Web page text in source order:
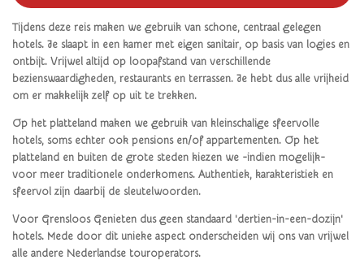
Tijdens deze reis maken we gebruik van schone, centraal gelegen
hotels. Je slaapt in een kamer met eigen sanitair, op basis van logies en
ontbijt. Vrijwel altijd op loopafstand van verschillende
bezienswaardigheden, restaurants en terrassen. Je hebt dus alle vrijheid
om er makkelijk zelf op uit te trekken.
Op het platteland maken we gebruik van kleinschalige sfeervolle
hotels, soms echter ook pensions en/of appartementen. Op het
platteland en buiten de grote steden kiezen we -indien mogelijk-
voor meer traditionele onderkomens. Authentiek, karakteristiek en
sfeervol zijn daarbij de sleutelwoorden.
Voor Grensloos Genieten dus geen standaard 'dertien-in-een-dozijn'
hotels. Mede door dit unieke aspect onderscheiden wij ons van vrijwel
alle andere Nederlandse touroperators.